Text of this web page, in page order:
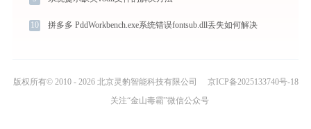
10 拼多多 PddWorkbench.exe系统错误fontsub.dll丢失如何解决
版权所有© 2010 - 2026 北京灵豹智能科技有限公司
京ICP备2025133740号-18
关注“金山毒霸”微信公众号